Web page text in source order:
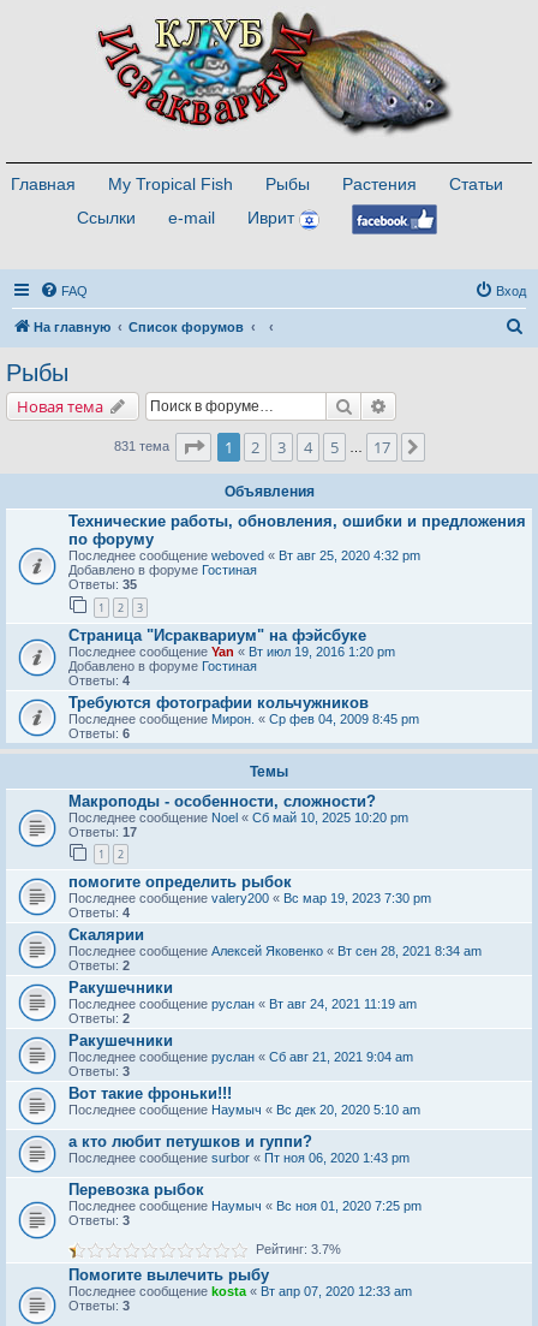
Главная My Tropical Fish Рыбы Растения
Статьи
Ссылки
e-mail Иврит
FAQ Вход
На главную Список форумов
Рыбы
Новая тема Поиск
831 тема Страница1 из
1 2 3 4 5 17
Объявления
Технические работы, обновления, ошибки и предложения
по форуму
Последнее сообщение weboved « Вт авг 25, 2020 4:32 pm
Добавлено в форуме Гостиная
Ответы: 35
1 2 3
Страница "Исраквариум" на фэйсбуке
Последнее сообщение Yan « Вт июл 19, 2016 1:20 pm
Добавлено в форуме Гостиная
Ответы: 4
Требуются фотографии кольчужников
Последнее сообщение Мирон. « Ср фев 04, 2009 8:45 pm
Ответы: 6
Темы
Макроподы - особенности, сложности?
Последнее сообщение Noel « Сб май 10, 2025 10:20 pm
Ответы: 17
1 2
помогите определить рыбок
Последнее сообщение valery200 « Вс мар 19, 2023 7:30 pm
Ответы: 4
Скалярии
Последнее сообщение Алексей Яковенко « Вт сен 28, 2021 8:34 am
Ответы: 2
Ракушечники
Последнее сообщение руслан « Вт авг 24, 2021 11:19 am
Ответы: 2
Ракушечники
Последнее сообщение руслан « Сб авг 21, 2021 9:04 am
Ответы: 3
Вот такие фроньки!!!
Последнее сообщение Наумыч « Вс дек 20, 2020 5:10 am
а кто любит петушков и гуппи?
Последнее сообщение surbor « Пт ноя 06, 2020 1:43 pm
Перевозка рыбок
Последнее сообщение Наумыч « Вс ноя 01, 2020 7:25 pm
Ответы: 3
Рейтинг: 3.7%
Помогите вылечить рыбу
Последнее сообщение kosta « Вт апр 07, 2020 12:33 am
Ответы: 3